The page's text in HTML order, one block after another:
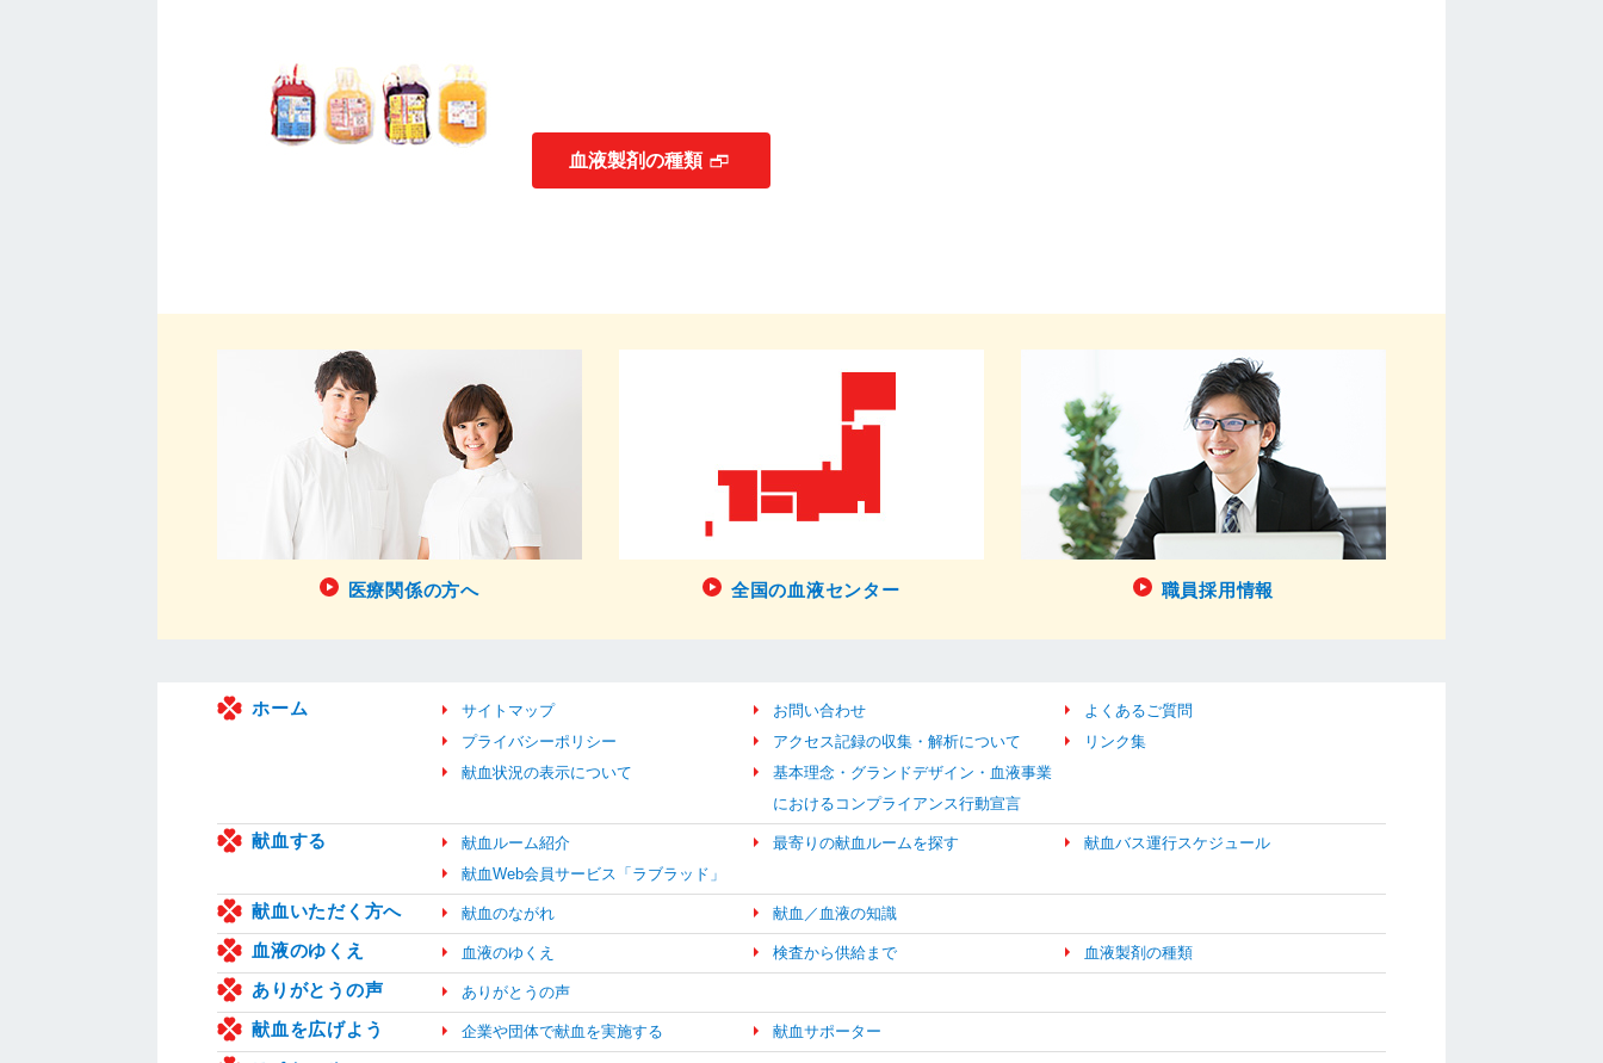
血液製剤の種類
医療関係の方へ 全国の血液センター 職員採用情報
ホーム サイトマップ お問い合わせ
よくあるご質問
プライバシーポリシー
アクセス記録の収集・解析について
リンク集
献血状況の表示について
基本理念・グランドデザイン・血液事業
におけるコンプライアンス行動宣言
献血する 献血ルーム紹介 最寄りの献血ルームを探す
献血バス運行スケジュール
献血Web会員サービス「ラブラッド」
献血いただく方へ 献血のながれ 献血／血液の知識
血液のゆくえ 血液のゆくえ 検査から供給まで 血液製剤の種類
ありがとうの声 ありがとうの声
献血を広げよう 企業や団体で献血を実施する 献血サポーター